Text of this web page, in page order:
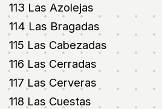
113 Las Azolejas
114 Las Bragadas
115 Las Cabezadas
116 Las Cerradas
117 Las Cerveras
118 Las Cuestas